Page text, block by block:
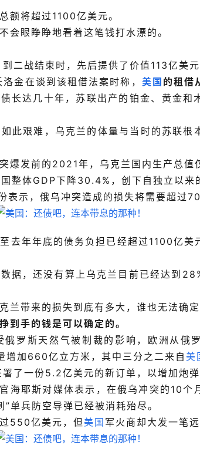
额将超过1100亿美元。
会眼睁睁地看着这笔钱打水漂的。
二战结束时，先后提供了价值113亿美元
金在谈到该租借法案时称， 美国 的租借
长达几十年，苏联出产的铂金、黄金和
此艰难，乌克兰的体量与当时的苏联根
爆发前的2021年，乌克兰国内生产总值
整体GDP下降30.4%，创下自独立以来
表示，俄乌冲突造成的损失将需要超过
去年年底的债务负担已经超过1100亿美
据，还没有算上乌克兰目前已经达到
兰带来的损失到底有多大，谁也无法确定
挣到手的钱是可以确定的。
罗斯天然气被制裁的影响，欧洲从俄
加660亿立方米，其中三分之二来自 美
了一份5.2亿美元的新订单，以增加炮弹
海耶斯对媒体表示，在俄乌冲突的10个
单兵防空导弹已经被消耗殆尽。
550亿美元，但美国 军火商却大发一笔